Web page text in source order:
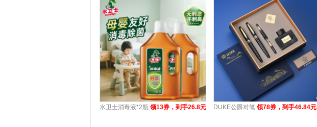
水卫士消毒液*2瓶 领13券，到手26.8元 DUKE公爵对笔 领78券，到手46.84元